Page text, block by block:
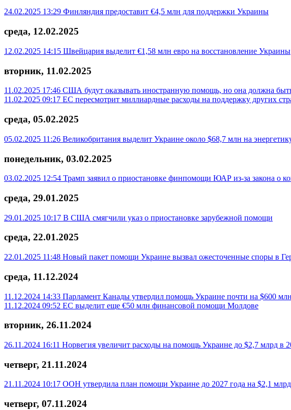
24.02.2025 13:29 Финляндия предоставит €4,5 млн для поддержки Украины
среда, 12.02.2025
12.02.2025 14:15 Швейцария выделит €1,58 млн евро на восстановление Украины
вторник, 11.02.2025
11.02.2025 17:46 США будут оказывать иностранную помощь, но она должна
11.02.2025 09:17 ЕС пересмотрит миллиардные расходы на поддержку других
среда, 05.02.2025
05.02.2025 11:26 Великобритания выделит Украине около $68,7 млн на
понедельник, 03.02.2025
03.02.2025 12:54 Трамп заявил о приостановке финпомощи ЮАР из-за закона о
среда, 29.01.2025
29.01.2025 10:17 В США смягчили указ о приостановке зарубежной помощи
среда, 22.01.2025
22.01.2025 11:48 Новый пакет помощи Украине вызвал ожесточенные споры в
среда, 11.12.2024
11.12.2024 14:33 Парламент Канады утвердил помощь Украине почти на $600 млн
11.12.2024 09:52 ЕС выделит еще €50 млн финансовой помощи Молдове
вторник, 26.11.2024
26.11.2024 16:11 Норвегия увеличит расходы на помощь Украине до $2,7 млрд в
четверг, 21.11.2024
21.11.2024 10:17 ООН утвердила план помощи Украине до 2027 года на $2,1 млрд
четверг, 07.11.2024